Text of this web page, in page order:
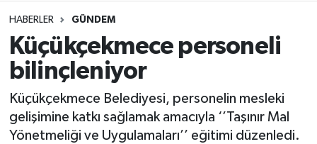
HABERLER GÜNDEM
Küçükçekmece personeli
bilinçleniyor
Küçükçekmece Belediyesi, personelin mesleki
gelişimine katkı sağlamak amacıyla ‘’Taşınır Mal
Yönetmeliği ve Uygulamaları’’ eğitimi düzenledi.
GÜNDEM
ÖZEL HABER
SAĞLIK
Trafik Durumu
Süper Lig Puan Durumu ve Fikstür
Tüm Manşetler